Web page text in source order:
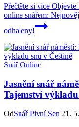
Přečtěte si více Objevte
online snářem:
odhaleny!
Snář Online
Jasnění snář
Tajemství výkladu
OdSnář Pivní Sen 21.